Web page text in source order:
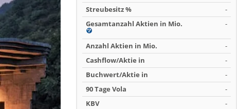
Streubesitz %
-
Gesamtanzahl Aktien in Mio.
-
Anzahl Aktien in Mio.
-
Cashflow/Aktie in
-
Buchwert/Aktie in
-
90 Tage Vola
-
KBV
-